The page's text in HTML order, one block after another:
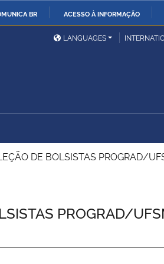
BR ACESSO À INFORMAÇÃO
Ministério das Relações
Exteriores
União
LANGUAGES
DE BOLSISTAS PROGRAD/
PROGRAD/